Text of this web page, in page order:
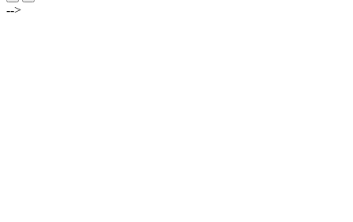
-->